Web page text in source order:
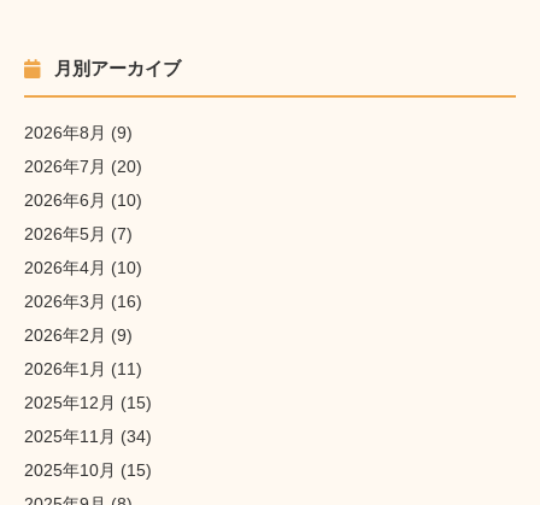
月別アーカイブ
2026年8月 (9)
2026年7月 (20)
2026年6月 (10)
2026年5月 (7)
2026年4月 (10)
2026年3月 (16)
2026年2月 (9)
2026年1月 (11)
2025年12月 (15)
2025年11月 (34)
2025年10月 (15)